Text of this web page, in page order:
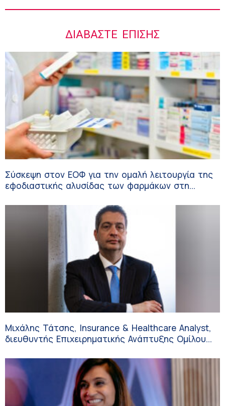
ΔΙΑΒΆΣΤΕ ΕΠΊΣΗΣ
Σύσκεψη στον ΕΟΦ για την ομαλή λειτουργία της
εφοδιαστικής αλυσίδας των φαρμάκων στη
Μιχάλης Τάτσης, Insurance & Healthcare Analyst,
διευθυντής Επιχειρηματικής Ανάπτυξης Ομίλου